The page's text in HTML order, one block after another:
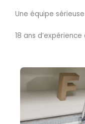
Une équipe
18 ans